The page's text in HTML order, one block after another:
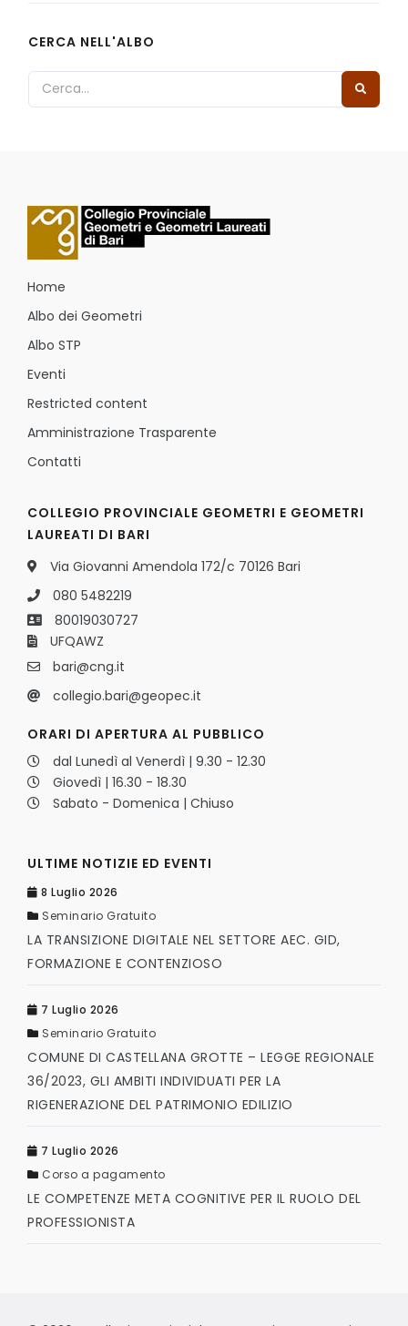
CERCA NELL'ALBO
Home
Albo dei Geometri
Albo STP
Eventi
Restricted content
Amministrazione Trasparente
Contatti
COLLEGIO PROVINCIALE GEOMETRI E GEOMETRI
LAUREATI DI BARI
Via Giovanni Amendola 172/c 70126 Bari
080 5482219
80019030727
UFQAWZ
bari@cng.it
collegio.bari@geopec.it
ORARI DI APERTURA AL PUBBLICO
dal Lunedì al Venerdì | 9.30 - 12.30
Giovedì | 16.30 - 18.30
Sabato - Domenica | Chiuso
ULTIME NOTIZIE ED EVENTI
8 Luglio 2026
Seminario Gratuito
LA TRANSIZIONE DIGITALE NEL SETTORE AEC. GID,
FORMAZIONE E CONTENZIOSO
7 Luglio 2026
Seminario Gratuito
COMUNE DI CASTELLANA GROTTE – LEGGE REGIONALE
36/2023, GLI AMBITI INDIVIDUATI PER LA
RIGENERAZIONE DEL PATRIMONIO EDILIZIO
7 Luglio 2026
Corso a pagamento
LE COMPETENZE META COGNITIVE PER IL RUOLO DEL
PROFESSIONISTA